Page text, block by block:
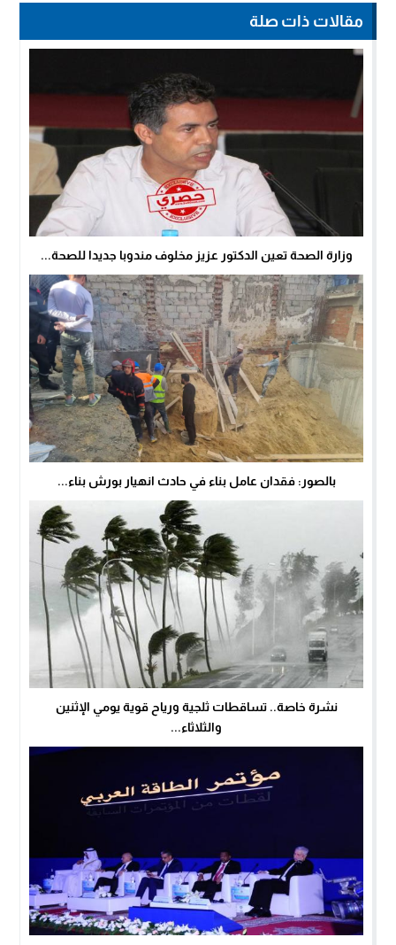
مقالات ذات صلة
وزارة الصحة تعين الدكتور عزيز مخلوف مندوبا جديدا للصحة...
بالصور: فقدان عامل بناء في حادث انهيار بورش بناء...
نشرة خاصة.. تساقطات ثلجية ورياح قوية يومي الإثنين
والثلاثاء...